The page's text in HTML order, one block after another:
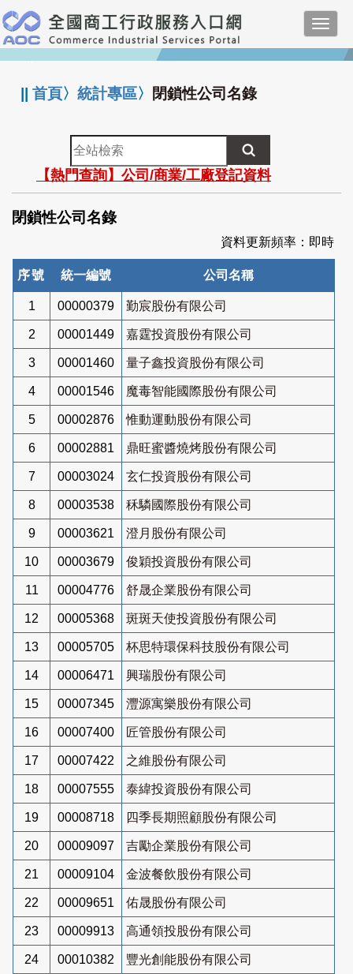
跳
到
主
要
:::
||首頁〉統計專區〉 閉鎖性公司名錄
全
站
檢
索
【熱門查詢】公司/商業/工廠登記資料
閉鎖性公司名錄
資料更新頻率：即時
序號 統一編號 公司名稱
1 00000379 勤宸股份有限公司
2 00001449 嘉霆投資股份有限公司
3 00001460 量子鑫投資股份有限公司
4 00001546 魔毒智能國際股份有限公司
5 00002876 惟動運動股份有限公司
6 00002881 鼎旺蜜醬燒烤股份有限公司
7 00003024 玄仁投資股份有限公司
8 00003538 秝驎國際股份有限公司
9 00003621 澄月股份有限公司
10 00003679 俊穎投資股份有限公司
11 00004776 舒晟企業股份有限公司
12 00005368 斑斑天使投資股份有限公司
13 00005705 杯思特環保科技股份有限公司
14 00006471 興瑞股份有限公司
15 00007345 灃源寓樂股份有限公司
16 00007400 匠管股份有限公司
17 00007422 之維股份有限公司
18 00007555 泰緯投資股份有限公司
19 00008718 四季長期照顧股份有限公司
20 00009097 吉勵企業股份有限公司
21 00009104 金波餐飲股份有限公司
22 00009651 佑晟股份有限公司
23 00009913 高通領投股份有限公司
24 00010382 豐光創能股份有限公司